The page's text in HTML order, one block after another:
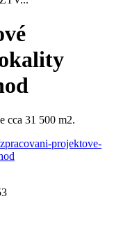
cca 31 500 m2.
projektove-